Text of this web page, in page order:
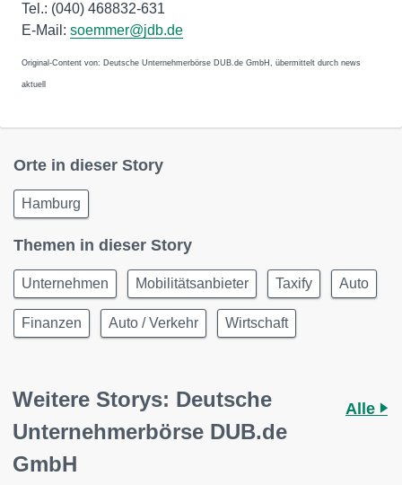
Tel.: (040) 468832-631
E-Mail: soemmer@jdb.de
Original-Content von: Deutsche Unternehmerbörse DUB.de GmbH, übermittelt durch news
aktuell
Orte in dieser Story
Hamburg
Themen in dieser Story
Unternehmen Mobilitätsanbieter Taxify Auto
Finanzen Auto / Verkehr Wirtschaft
Weitere Storys: Deutsche
Unternehmerbörse DUB.de
GmbH
Alle